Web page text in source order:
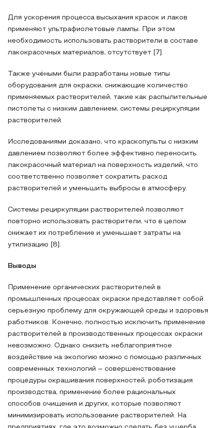
Для ускорения процесса высыхания красок и лаков
применяют ультрафиолетовые лампы. При этом
необходимость использовать растворители в составе
лакокрасочных материалов, отсутствует [7].
Также учёными были разработаны новые типы
оборудования для окраски, снижающие количество
применяемых растворителей, такие как распылительные
пистолеты с низким давлением, системы рециркуляции
растворителей.
Исследованиями доказано, что краскопульты с низким
давлением позволяют более эффективно переносить
лакокрасочный материал на поверхность изделий, что
соответственно позволяет сократить расход
растворителей и уменьшить выбросы в атмосферу.
Системы рециркуляции растворителей позволяют
повторно использовать растворители, что в целом
снижает их потребление и уменьшает затраты на
утилизацию [8].
Выводы
Применение органических растворителей в
промышленных процессах окраски представляет собой
серьёзную проблему для окружающей среды и здоровья
работников. Конечно, полностью исключить применение
растворителей в производственных процессах окраски
невозможно. Однако снизить неблагоприятное
воздействие на экологию можно с помощью различных
современных технологий – совершенствование
процедуры окрашивания поверхностей, роботизация
производства, применение более рациональных
способов очищения и других, которые позволяют
минимизировать использование растворителей. На